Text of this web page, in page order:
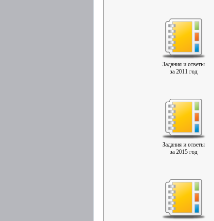
Задания и ответы
за 2011 год
Задания и ответы
за 2015 год